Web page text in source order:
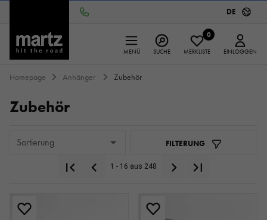
DE
MENÜ SUCHE
0
MERKLISTE EINLOGGEN
Homepage Anhänger Zubehör
Zubehör
Sortierung FILTERUNG
1 - 16 aus 248